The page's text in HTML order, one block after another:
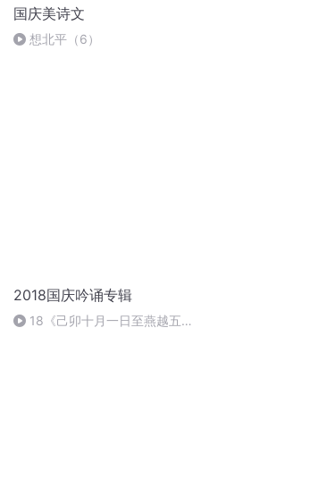
国庆美诗文
想北平（6）
2018国庆吟诵专辑
18《己卯十月一日至燕越五